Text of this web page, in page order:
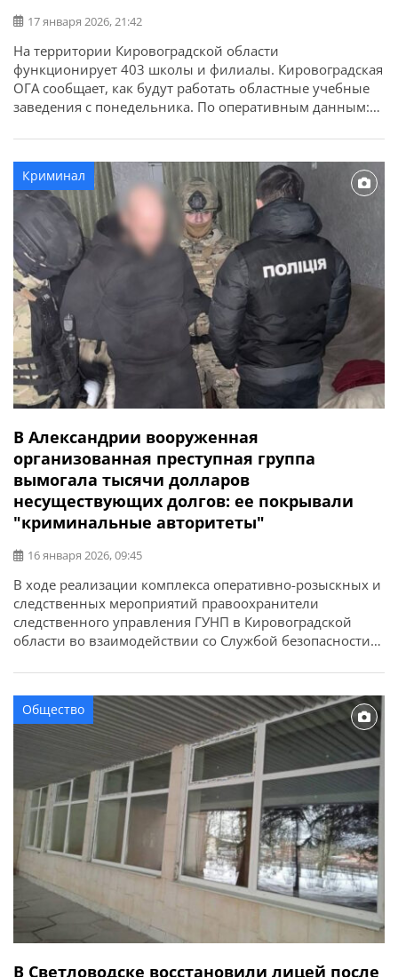
17 января 2026, 21:42
На территории Кировоградской области
функционирует 403 школы и филиалы. Кировоградская
ОГА сообщает, как будут работать областные учебные
заведения с понедельника. По оперативным данным:
каникулах. В их числе все школы Завалловской,
Надлацкой, Глодоской, Новомиргородской,
Песчанобродской, Пантаевской и Суботцовской громад.
Все учебные заведения Александрии будут работать по
смешанной […]
Криминал
В Александрии вооруженная
организованная преступная группа
вымогала тысячи долларов
несуществующих долгов: ее покрывали
"криминальные авторитеты"
16 января 2026, 09:45
В ходе реализации комплекса оперативно-розыскных и
следственных мероприятий правоохранители
следственного управления ГУНП в Кировоградской
области во взаимодействии со Службой безопасности
прекратили деятельность действовавшей на
территории региона преступной группировки. За
инкриминируемые преступления фигурантам грозит до
двенадцати лет лишения свободы. Об этом сообщает
ГУНП в Кировоградской области. По данным следствия,
в Александрии […]
Общество
В Светловодске восстановили лицей после